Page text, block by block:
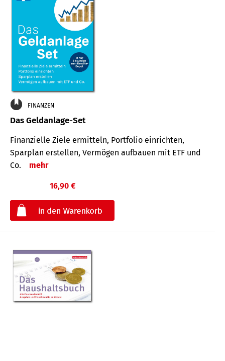
FINANZEN
Das Geldanlage-Set
Finanzielle Ziele ermitteln, Portfolio einrichten,
Sparplan erstellen, Vermögen aufbauen mit ETF und
Co.
mehr
16,90 €